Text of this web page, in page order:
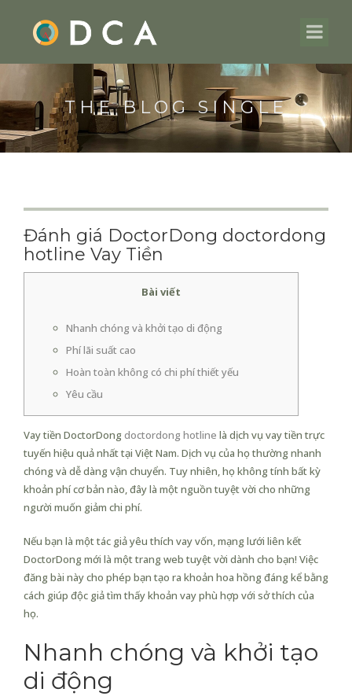
THE BLOG SINGLE
Đánh giá DoctorDong doctordong
hotline Vay Tiền
Bài viết
Nhanh chóng và khởi tạo di động
Phí lãi suất cao
Hoàn toàn không có chi phí thiết yếu
Yêu cầu
Vay tiền DoctorDongdoctordong hotline là dịch vụ vay tiền trực
tuyến hiệu quả nhất tại Việt Nam. Dịch vụ của họ thường nhanh
chóng và dễ dàng vận chuyển. Tuy nhiên, họ không tính bất kỳ
khoản phí cơ bản nào, đây là một nguồn tuyệt vời cho những
người muốn giảm chi phí.
Nếu bạn là một tác giả yêu thích vay vốn, mạng lưới liên kết
DoctorDong mới là một trang web tuyệt vời dành cho bạn! Việc
đăng bài này cho phép bạn tạo ra khoản hoa hồng đáng kể bằng
cách giúp độc giả tìm thấy khoản vay phù hợp với sở thích của
họ.
Nhanh chóng và khởi tạo
di động